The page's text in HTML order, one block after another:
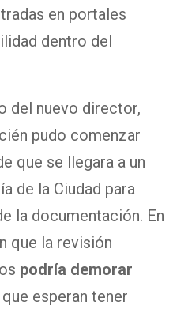
en portales
dentro del
del nuevo director,
pudo comenzar
que se llegara a un
de la Ciudad para
la documentación. En
que la revisión
podría demorar
que esperan tener